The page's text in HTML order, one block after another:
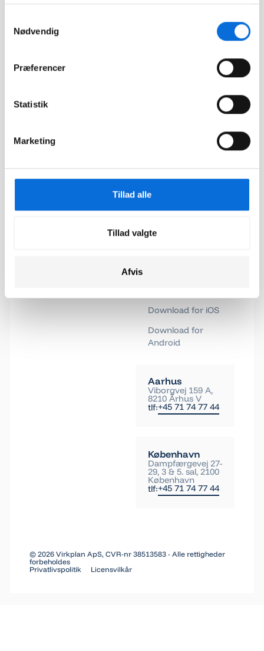
Nødvendig
Præferencer
Statistik
Marketing
Tillad alle
Tillad valgte
Afvis
veldokumenterede
processer igennem
Email blev kopieret!
Help Center
Changelogs
Kontakt os
Download for iOS
Download for
Android
Aarhus
Viborgvej 159 A,
8210 Århus V
tlf:+45 71 74 77 44
København
Dampfærgevej 27-
29, 3 & 5. sal, 2100
København
tlf:+45 71 74 77 44
©2026 Virkplan ApS, CVR-nr 38513583 - Alle rettigheder
forbeholdes
Privatlivspolitik
Licensvilkår